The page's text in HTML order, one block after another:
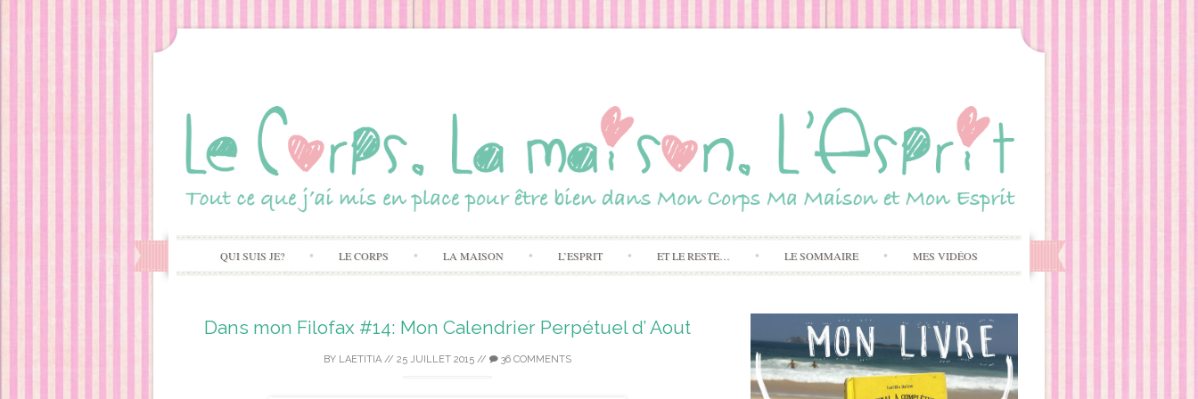
QUI SUIS JE? LE CORPS LA MAISON L’ESPRIT ET LE RESTE… LE SOMMAIRE MES VIDÉOS
Dans mon Filofax #14: Mon Calendrier Perpétuel d’ Aout
BY LAETITIA // 25 JUILLET 2015 // 36 COMMENTS